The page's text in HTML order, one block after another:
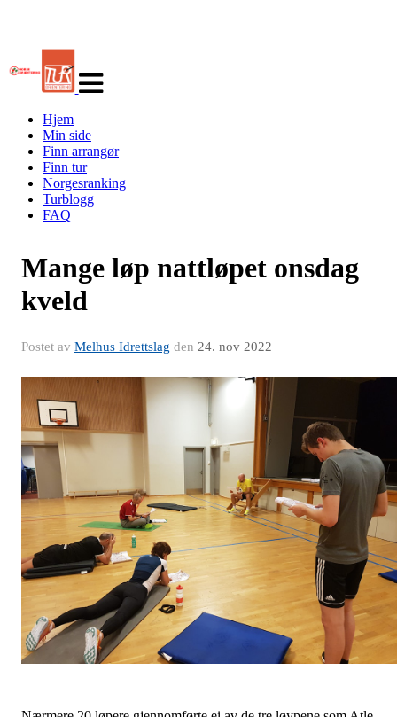
navigasjon
Hjem
Min side
Finn arrangør
Finn tur
Norgesranking
Turblogg
FAQ
Mange løp nattløpet onsdag
kveld
Postet av Melhus Idrettslag den 24. nov 2022